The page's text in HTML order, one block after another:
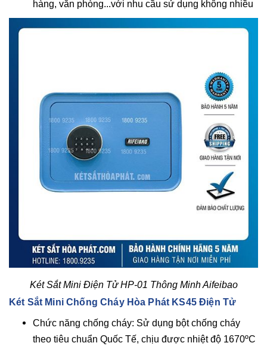
hàng, văn phòng...với nhu cầu sử dụng không nhiều
Két Sắt Mini Điện Tử HP-01 Thông Minh Aifeibao
Két Sắt Mini Chống Cháy Hòa Phát KS45 Điện Tử
Chức năng chống cháy: Sử dụng bột chống cháy
theo tiêu chuẩn Quốc Tế, chịu được nhiệt độ 1670ºC